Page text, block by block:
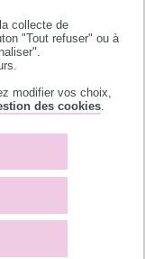
collecte de
"Tout refuser" ou à
modifier vos choix,
des cookies
données.
sur les
conduite de la
place de
également
politiques
de